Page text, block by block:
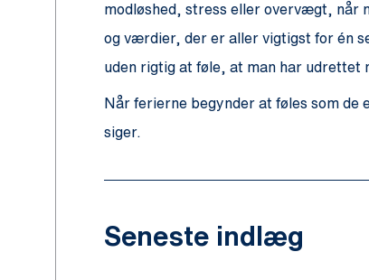
modløshed, stress eller overvægt, når
og værdier, der er aller vigtigst for én
uden rigtig at føle, at man har udrettet
Når ferierne begynder at føles som
siger.
Seneste indlæg